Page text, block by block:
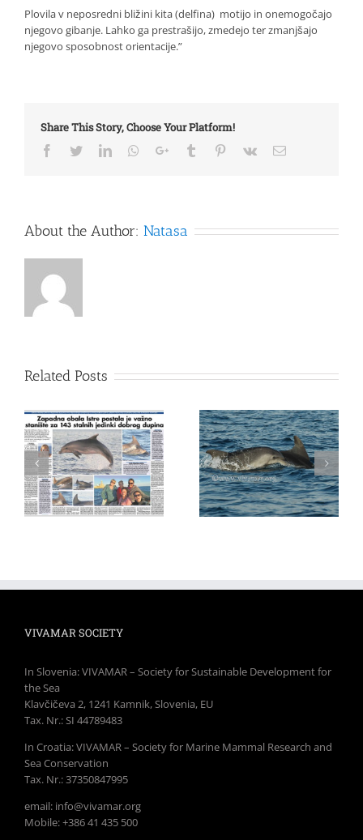
Plovila v neposredni bližini kita (delfina) motijo in onemogočajo
njegovo gibanje. Lahko ga prestrašijo, zmedejo ter zmanjšajo
njegovo sposobnost orientacije.”
Share This Story, Choose Your Platform!
Facebook
TwitterLinkedInWhatsapp
Google+Tumblr Pinterest
Vk Email
About the Author: Natasa
Related Posts
VIVAMAR SOCIETY
In Slovenia: VIVAMAR – Society for Sustainable Development for
the Sea
Klavčičeva 2, 1241 Kamnik, Slovenia, EU
Tax. Nr.: SI 44789483
In Croatia: VIVAMAR – Society for Marine Mammal Research and
Sea Conservation
Tax. Nr.: 37350847995
email: info@vivamar.org
Mobile: +386 41 435 500